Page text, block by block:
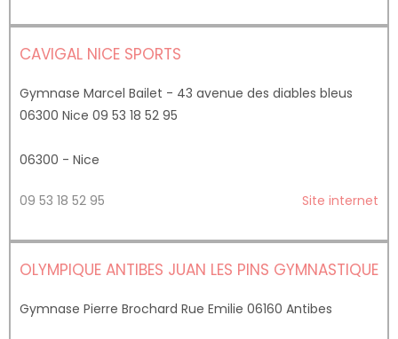
CAVIGAL NICE SPORTS
Gymnase Marcel Bailet - 43 avenue des diables bleus
06300 Nice 09 53 18 52 95
06300 - Nice
Site internet
09 53 18 52 95
OLYMPIQUE ANTIBES JUAN LES PINS GYMNASTIQUE
Gymnase Pierre Brochard Rue Emilie 06160 Antibes